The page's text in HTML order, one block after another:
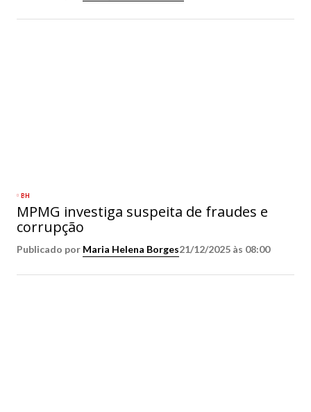
BH
MPMG investiga suspeita de fraudes e
corrupção
Publicado por Maria Helena Borges21/12/2025 às 08:00